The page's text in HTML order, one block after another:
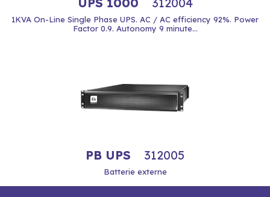
1KVA On-Line Single Phase UPS. AC / AC efficiency 92%. Power
Factor 0.9. Autonomy 9 minute...
PB UPS 312005
Batterie externe